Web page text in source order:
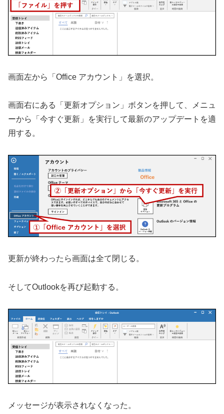
画面左から「Office アカウント」を選択。
画面右にある「更新オプション」ボタンを押して、メニュ
ーから「今すぐ更新」を実行して最新のアップデートを適
用する。
更新が終わったら画面は全て閉じる。
そしてOutlookを再び起動する。
メッセージが表示されなくなった。